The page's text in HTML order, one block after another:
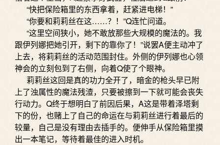
“快把保险箱里的东西拿着，赶紧进电梯！”
“你要和莉莉丝在这……？！”Q连忙问道。
“这里空间狭小，她不敢放那些大规模的魔法的。我
跟伊列娜把她引开，剩下的靠你了！”说罢A便主动冲了
上去，将莉莉丝的活动范围封住。外侧的伊列娜也心领
神会的立刻包到了右侧，向着Q使了个眼神。
莉莉丝这回是真的功力全开了，暗金的枪头早已附
上了浊属性的魔法残渣，只要被擦到一下就可能会丧失
行动力。Q终于想明白了前因后果，A这是带着泽塔剩
下的份，也赌上了自己的命运在与莉莉丝进行着最后的
较量，自己是没有理由去插手的。便伸手从保险箱里摸
出一本笔记，等待着最佳的进入时机。